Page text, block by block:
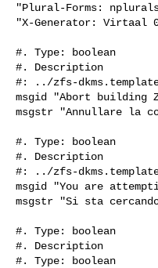
"Plural-Forms:
"X-Generator: Virtaal
#. Type: boolean
#. Description
#: ../zfs-
msgid "Abort building
msgstr "Annullare la
#. Type: boolean
#. Description
#: ../zfs-
msgid "You are
msgstr "Si sta
#. Type: boolean
#. Description
#. Type: boolean